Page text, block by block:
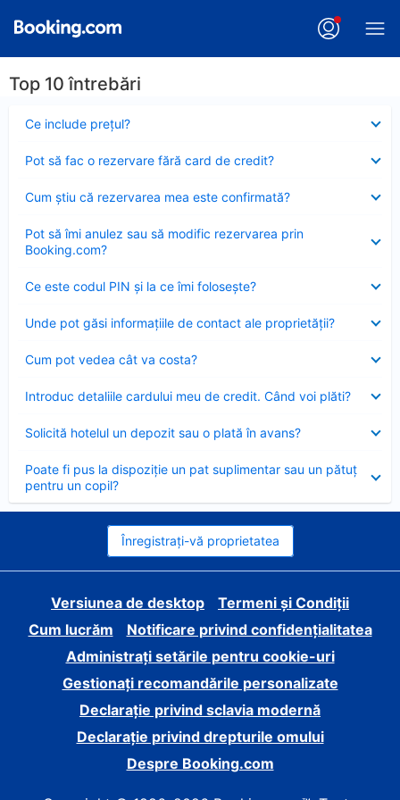
Top 10 întrebări
Ce include preţul?
închis
Pot să fac o rezervare fără card de credit?
închis
Cum ştiu că rezervarea mea este confirmată?
închis
Pot să îmi anulez sau să modific rezervarea prin
Booking.com?
închis
Ce este codul PIN şi la ce îmi foloseşte?
închis
Unde pot găsi informațiile de contact ale proprietății?
închis
Cum pot vedea cât va costa?
închis
Introduc detaliile cardului meu de credit. Când voi plăti?
închis
Solicită hotelul un depozit sau o plată în avans?
închis
Poate fi pus la dispoziție un pat suplimentar sau un pătuț
pentru un copil?
închis
Înregistrați-vă proprietatea
Versiunea de desktop
Termeni și Condiții
Cum lucrăm
Notificare privind confidențialitatea
Administrați setările pentru cookie-uri
Gestionați recomandările personalizate
Declarație privind sclavia modernă
Declarație privind drepturile omului
Despre Booking.com